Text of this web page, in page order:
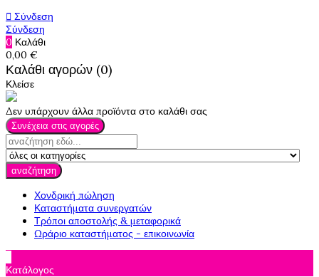
 Σύνδεση
Σύνδεση
0 Καλάθι
0,00 €
Καλάθι αγορών (0)
Κλείσε
Δεν υπάρχουν άλλα προϊόντα στο καλάθι σας
Συνέχεια στις αγορές
αναζήτηση
Χονδρική πώληση
Καταστήματα συνεργατών
Τρόποι αποστολής & μεταφορικά
Ωράριο καταστήματος - επικοινωνία
Κατάλογος